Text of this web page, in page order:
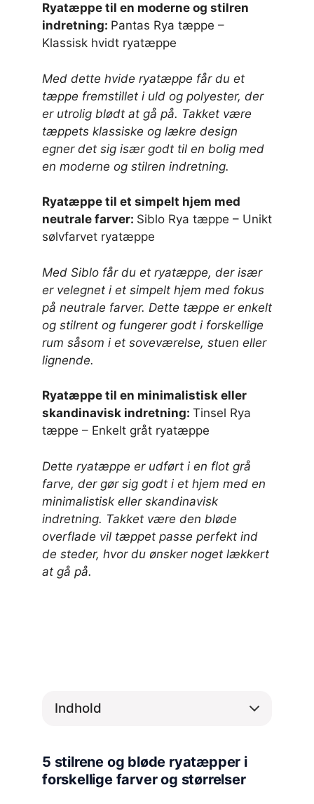
Ryatæppe til en moderne og stilren
indretning: Pantas Rya tæppe –
Klassisk hvidt ryatæppe
Med dette hvide ryatæppe får du et
tæppe fremstillet i uld og polyester, der
er utrolig blødt at gå på. Takket være
tæppets klassiske og lækre design
egner det sig især godt til en bolig med
en moderne og stilren indretning.
Ryatæppe til et simpelt hjem med
neutrale farver: Siblo Rya tæppe – Unikt
sølvfarvet ryatæppe
Med Siblo får du et ryatæppe, der især
er velegnet i et simpelt hjem med fokus
på neutrale farver. Dette tæppe er enkelt
og stilrent og fungerer godt i forskellige
rum såsom i et soveværelse, stuen eller
lignende.
Ryatæppe til en minimalistisk eller
skandinavisk indretning: Tinsel Rya
tæppe – Enkelt gråt ryatæppe
Dette ryatæppe er udført i en flot grå
farve, der gør sig godt i et hjem med en
minimalistisk eller skandinavisk
indretning. Takket være den bløde
overflade vil tæppet passe perfekt ind
de steder, hvor du ønsker noget lækkert
at gå på.
Indhold
5 stilrene og bløde ryatæpper i
forskellige farver og størrelser